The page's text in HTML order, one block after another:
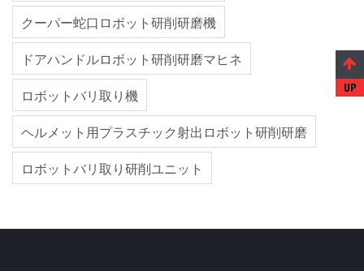
クーパー蛇口ロボット研削研磨機
ドアハンドルロボット研削研磨マヒネ
ロボットバリ取り機
ヘルメット用プラスチック射出ロボット研削研磨
ロボットバリ取り研削ユニット